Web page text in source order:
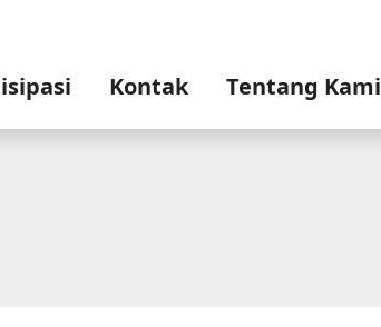
Kontak Tentang Kami